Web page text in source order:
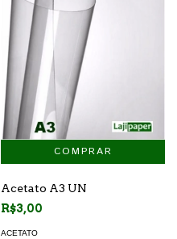
Acetato A3 UN
R$3,00
ACETATO